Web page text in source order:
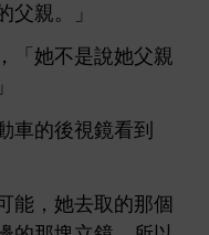
父親。」
，「
父親
鏡
到
能， 取
個